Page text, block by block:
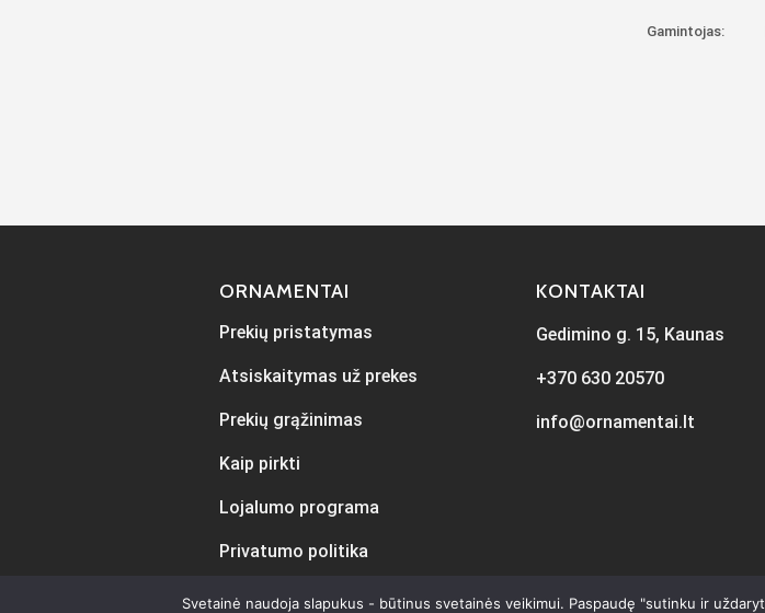
Gamintojas:
ORNAMENTAI
Prekių pristatymas
Atsiskaitymas už prekes
Prekių grąžinimas
Kaip pirkti
Lojalumo programa
Privatumo politika
KONTAKTAI
Gedimino g. 15, Kaunas
+370 630 20570
info@ornamentai.lt
Svetainė naudoja slapukus - būtinus svetainės veikimui. Paspaudę "sutinku ir